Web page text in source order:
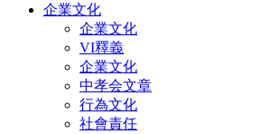
企業文化
企業文化
VI釋義
企業文化
中孝会文章
行為文化
社會責任